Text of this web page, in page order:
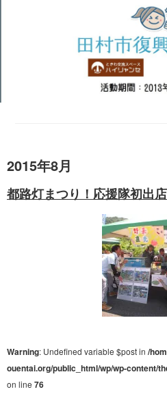
2015年8月
都路灯まつり！応援隊初出店
Warning: Undefined variable $post in /
ouentai.org/public_html/wp/wp-content/
on line 76